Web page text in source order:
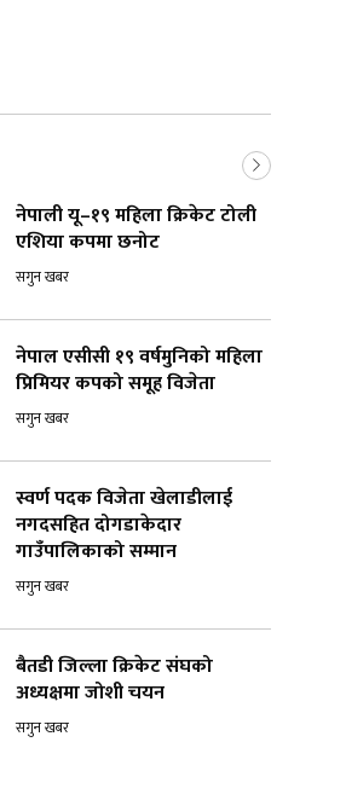
नेपाली यू–१९ महिला क्रिकेट टोली
एशिया कपमा छनोट
सगुन खबर
नेपाल एसीसी १९ वर्षमुनिको महिला
प्रिमियर कपको समूह विजेता
सगुन खबर
स्वर्ण पदक विजेता खेलाडीलाई
नगदसहित दोगडाकेदार
गाउँपालिकाको सम्मान
सगुन खबर
बैतडी जिल्ला क्रिकेट संघको
अध्यक्षमा जोशी चयन
सगुन खबर